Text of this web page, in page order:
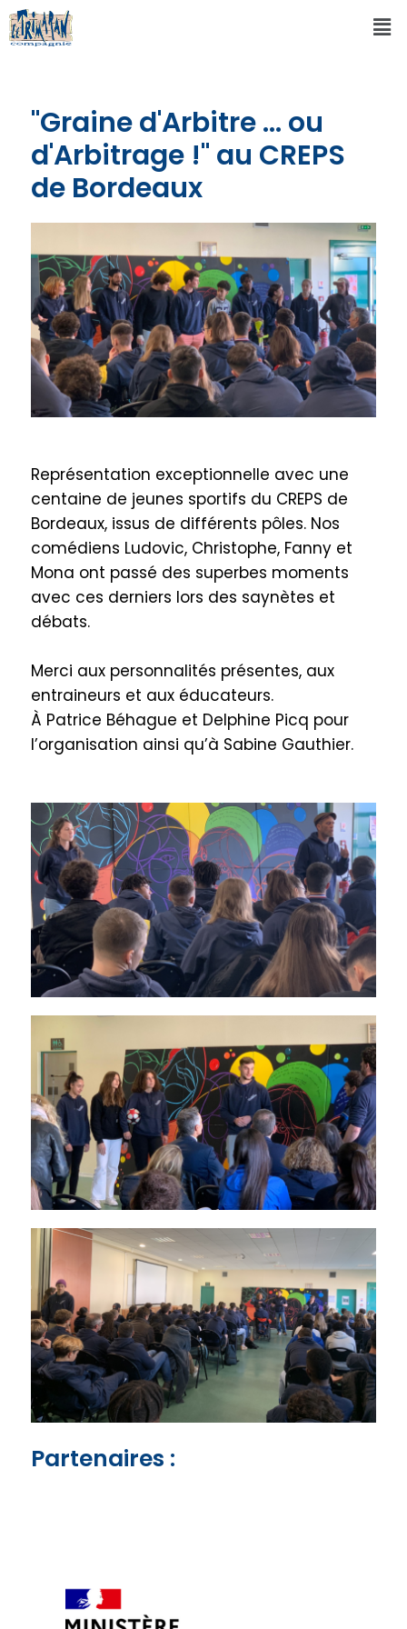
"Graine d'Arbitre ... ou
d'Arbitrage !" au CREPS
de Bordeaux
Représentation exceptionnelle avec une
centaine de jeunes sportifs du CREPS de
Bordeaux, issus de différents pôles. Nos
comédiens Ludovic, Christophe, Fanny et
Mona ont passé des superbes moments
avec ces derniers lors des saynètes et
débats.
Merci aux personnalités présentes, aux
entraineurs et aux éducateurs.
À Patrice Béhague et Delphine Picq pour
l’organisation ainsi qu’à Sabine Gauthier.
Partenaires :